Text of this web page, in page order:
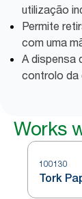
utilização
Permite
com uma
A dispensa
controlo da
Works
100130
Tork